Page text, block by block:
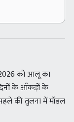
2026 को आलू का
के आँकड़ों के
की तुलना में मॉडल